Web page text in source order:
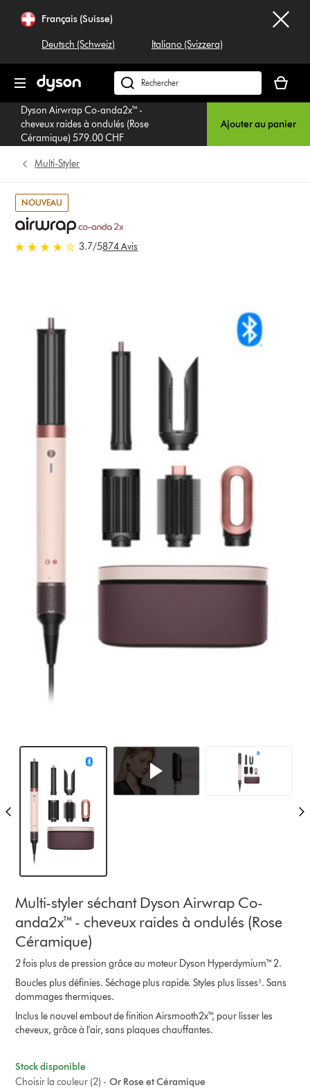
Français (Suisse)
Deutsch (Schweiz) Italiano (Svizzera)
Rechercher
dyson.ch
panier
est
Dyson Airwrap Co-anda2x™ -
cheveux raides à ondulés (Rose
Céramique) 579.00 CHF
Ajouter au panier
Multi-Styler
NOUVEAU
Avis
3.7/5874 Avis
Multi-styler séchant Dyson Airwrap Co-
anda2x™ - cheveux raides à ondulés (Rose
Céramique)
2 fois plus de pression grâce au moteur Dyson Hyperdymium™ 2.
Boucles plus définies. Séchage plus rapide. Styles plus lisses¹. Sans
dommages thermiques.
Inclus le nouvel embout de finition Airsmooth2x™, pour lisser les
cheveux, grâce à l'air, sans plaques chauffantes.
Stock disponible
Or Rose et Céramique
Choisir la couleur (2) -